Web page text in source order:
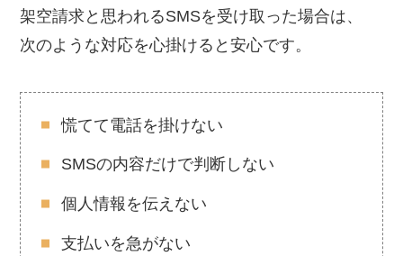
架空請求と思われるSMSを受け取った場合は、
次のような対応を心掛けると安心です。
慌てて電話を掛けない
SMSの内容だけで判断しない
個人情報を伝えない
支払いを急がない